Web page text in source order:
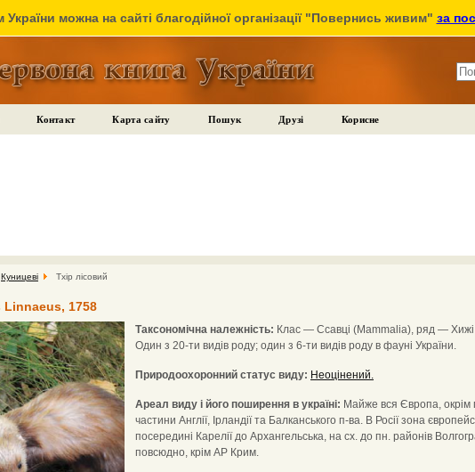
можна на сайті благодійної організації "Повернись живим" за
Контакт Карта сайту Пошук Друзі Корисне
Куницеві Тхір лісовий
Linnaeus, 1758
Таксономічна належність: Клас — Ссавці (Mammalia), ряд —
Один з 20-ти видів роду; один з 6-ти видів роду в фауні України.
Природоохоронний статус виду: Неоцінений.
Ареал виду і його поширення в україні: Майже вся Європа, окрім
частини Англії, Ірландії та Балканського п-ва. В Росії зона
посередині Карелії до Архангельська, на сх. до пн. районів
повсюдно, крім АР Крим.